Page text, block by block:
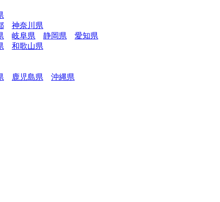
神奈川県
岐阜県 静岡県
愛知県
和歌山県
鹿児島県 沖縄県